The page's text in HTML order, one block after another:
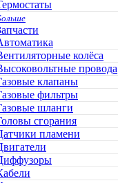
колёса
провода
клапаны
фильтры
шланги
сгорания
пламени